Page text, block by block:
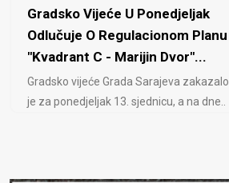
Gradsko Vijeće U Ponedjeljak
Odlučuje O Regulacionom Planu
"Kvadrant C - Marijin Dvor"...
Gradsko vijeće Grada Sarajeva zakazalo
je za ponedjeljak 13. sjednicu, a na dne..